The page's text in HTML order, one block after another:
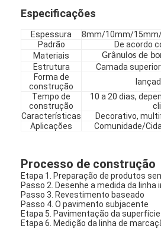
Especificações
Espessura
8mm/10mm/
Padrão
De acordo
Materiais
Grânulos de
Estrutura
Camada
Forma de
construção
Tempo de
construção
10 a 20 dias,
Características
Decorativo,
Aplicações
Comunidade/
Processo de construção
Etapa 1. Preparação de produtos
Passo 2. Desenhe a medida da linha
Passo 3. Revestimento baseado
Passo 4. O pavimento subjacente
Etapa 5. Pavimentação da superfície
Etapa 6. Medição da linha de